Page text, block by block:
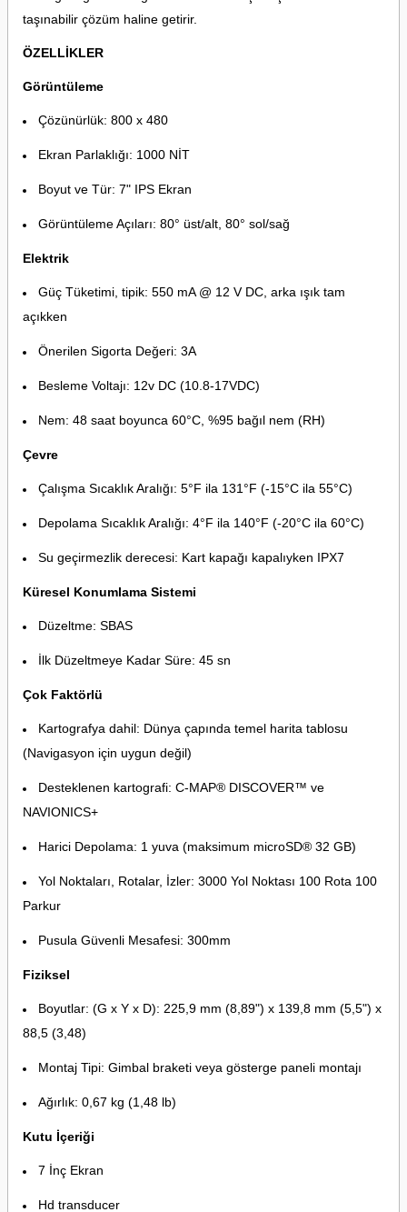
taşınabilir çözüm haline getirir.
ÖZELLİKLER
Görüntüleme
Çözünürlük: 800 x 480
Ekran Parlaklığı: 1000 NİT
Boyut ve Tür: 7" IPS Ekran
Görüntüleme Açıları: 80° üst/alt, 80° sol/sağ
Elektrik
Güç Tüketimi, tipik: 550 mA @ 12 V DC, arka ışık tam
açıkken
Önerilen Sigorta Değeri: 3A
Besleme Voltajı: 12v DC (10.8-17VDC)
Nem: 48 saat boyunca 60°C, %95 bağıl nem (RH)
Çevre
Çalışma Sıcaklık Aralığı: 5°F ila 131°F (-15°C ila 55°C)
Depolama Sıcaklık Aralığı: 4°F ila 140°F (-20°C ila 60°C)
Su geçirmezlik derecesi: Kart kapağı kapalıyken IPX7
Küresel Konumlama Sistemi
Düzeltme: SBAS
İlk Düzeltmeye Kadar Süre: 45 sn
Çok Faktörlü
Kartografya dahil: Dünya çapında temel harita tablosu
(Navigasyon için uygun değil)
Desteklenen kartografi: C-MAP® DISCOVER™ ve
NAVIONICS+
Harici Depolama: 1 yuva (maksimum microSD® 32 GB)
Yol Noktaları, Rotalar, İzler: 3000 Yol Noktası 100 Rota 100
Parkur
Pusula Güvenli Mesafesi: 300mm
Fiziksel
Boyutlar: (G x Y x D): 225,9 mm (8,89") x 139,8 mm (5,5") x
88,5 (3,48)
Montaj Tipi: Gimbal braketi veya gösterge paneli montajı
Ağırlık: 0,67 kg (1,48 lb)
Kutu İçeriği
7 İnç Ekran
Hd transducer